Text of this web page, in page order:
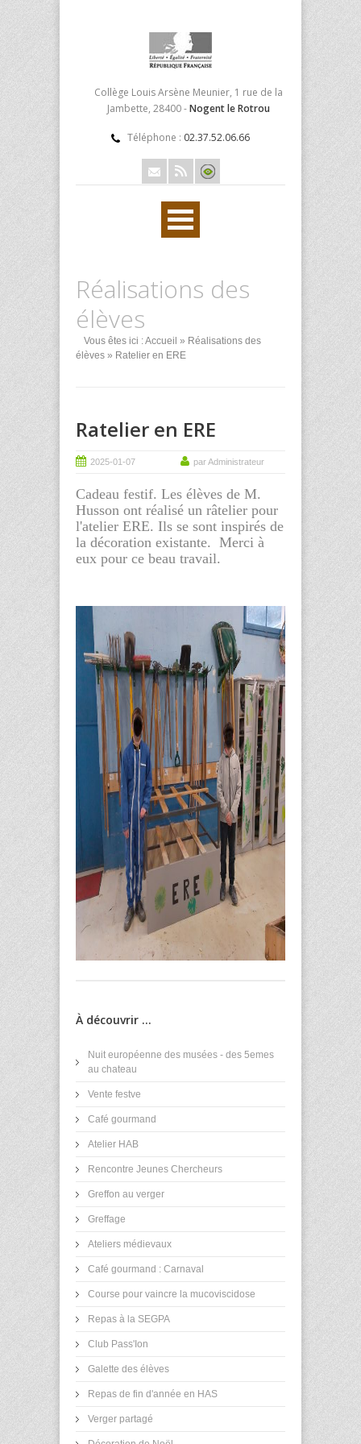
Collège Louis Arsène Meunier, 1 rue de la
Jambette, 28400 -Nogent le Rotrou
Téléphone : 02.37.52.06.66
Réalisations des
élèves
Vous êtes ici :Accueil » Réalisations des
élèves » Ratelier en ERE
Ratelier en ERE
2025-01-07 par Administrateur
Cadeau festif. Les élèves de M.
Husson ont réalisé un râtelier pour
l'atelier ERE. Ils se sont inspirés de
la décoration existante. Merci à
eux pour ce beau travail.
À découvrir ...
Nuit européenne des musées - des 5emes
au chateau
Vente festve
Café gourmand
Atelier HAB
Rencontre Jeunes Chercheurs
Greffon au verger
Greffage
Ateliers médievaux
Café gourmand : Carnaval
Course pour vaincre la mucoviscidose
Repas à la SEGPA
Club Pass'Ion
Galette des élèves
Repas de fin d'année en HAS
Verger partagé